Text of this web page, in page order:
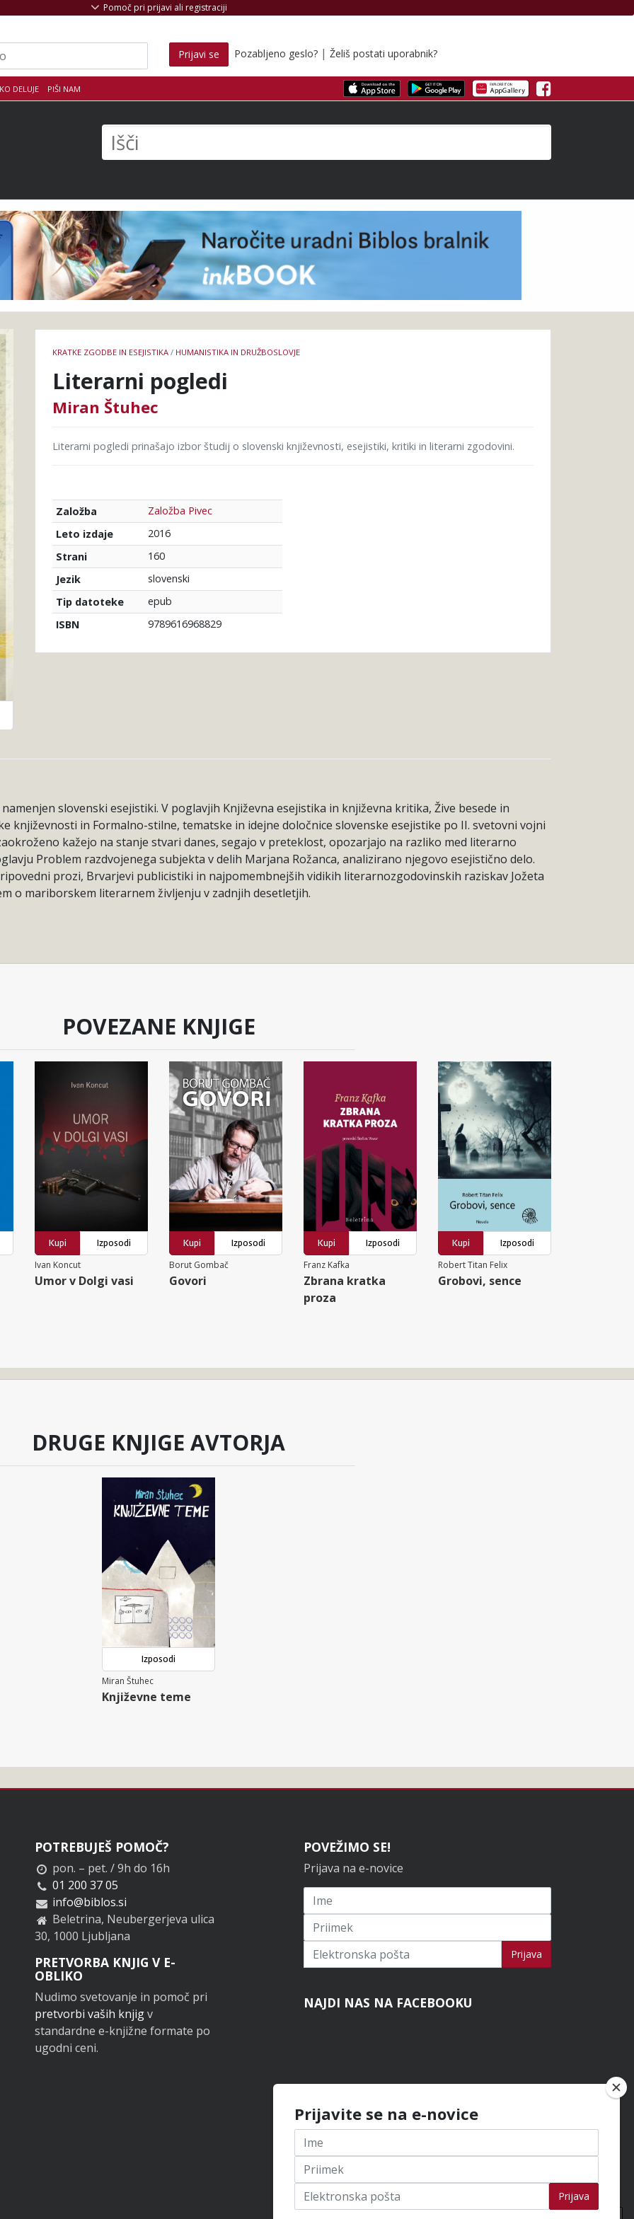
DELUJE PIŠI NAM Facebook
Pomoč pri prijavi ali registraciji
Prijavi se Pozabljeno geslo? | Želiš postati uporabnik?
knjige
KRATKE ZGODBE IN ESEJISTIKA / HUMANISTIKA IN DRUŽBOSLOVJE
Literarni pogledi
Miran Štuhec
Literarni pogledi prinašajo izbor študij o slovenski književnosti, esejistiki, kritiki in literarni zgodovini.
Založba
Založba Pivec
Leto izdaje
2016
Strani
160
Jezik
slovenski
Tip datoteke
epub
ISBN
9789616968829
slovenski esejistiki. V poglavjih Književna esejistika in književna kritika, Žive besede in
književnosti in Formalno-stilne, tematske in idejne določnice slovenske esejistike po II. svetovni vojni
kažejo na stanje stvari danes, segajo v preteklost, opozarjajo na razliko med literarno
Problem razdvojenega subjekta v delih Marjana Rožanca, analizirano njegovo esejistično delo.
prozi, Brvarjevi publicistiki in najpomembnejših vidikih literarnozgodovinskih raziskav Jožeta
o mariborskem literarnem življenju v zadnjih desetletjih.
POVEZANE KNJIGE
Kupi
Izposodi
Ivan Koncut
Umor v Dolgi vasi
Kupi
Izposodi
Borut Gombač
Govori
Kupi
Izposodi
Franz Kafka
Zbrana kratka
proza
Kupi
Izposodi
Robert Titan Felix
Grobovi, sence
DRUGE KNJIGE AVTORJA
Izposodi
Miran Štuhec
Književne teme
POTREBUJEŠ POMOČ?
pon. – pet. / 9h do 16h
01 200 37 05
info@biblos.si
Beletrina, Neubergerjeva ulica
30, 1000 Ljubljana
PRETVORBA KNJIG V E-
OBLIKO
Nudimo svetovanje in pomoč pri
pretvorbi vaših knjigv
standardne e-knjižne formate po
ugodni ceni.
POVEŽIMO SE!
Prijava na e-novice
Prijavi se na novice Prijava
NAJDI NAS NA FACEBOOKU
Prijavite se na e-novice
Prijava